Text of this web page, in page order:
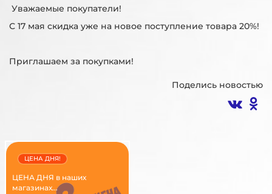
Уважаемые покупатели!
С 17 мая скидка уже на новое поступление товара 20%!
Приглашаем за покупками!
Поделись новостью
ЦЕНА ДНЯ в наших
магазинах...
ЦЕНА ДНЯ!